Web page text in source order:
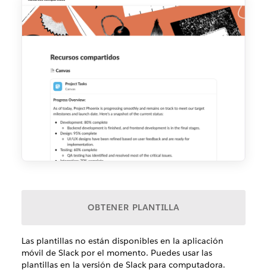
OBTENER PLANTILLA
Las plantillas no están disponibles en la aplicación
móvil de Slack por el momento. Puedes usar las
plantillas en la versión de Slack para computadora.